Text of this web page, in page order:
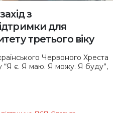
з
для
третього віку
Червоного Хреста
“Я є. Я маю. Я можу. Я буду”,